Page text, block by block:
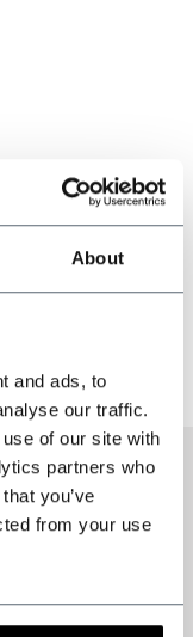
About
and ads, to
our traffic.
of our site with
partners who
you’ve
from your use